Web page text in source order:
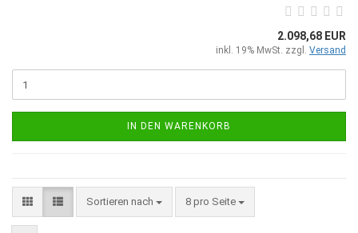
2.098,68 EUR
inkl. 19% MwSt. zzgl. Versand
IN DEN WARENKORB
Sortieren nach 8 pro Seite